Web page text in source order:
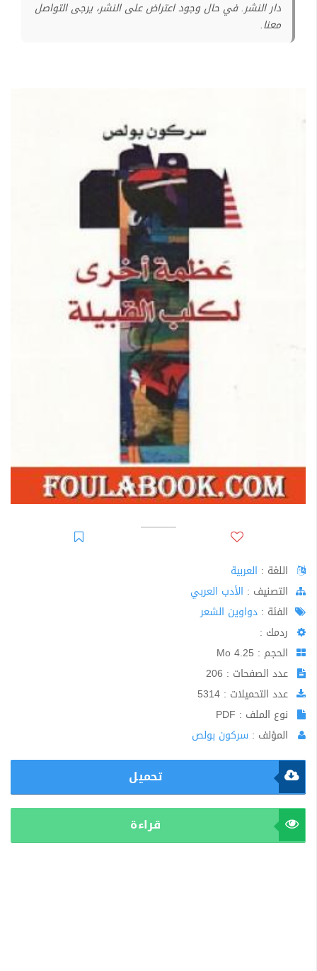
دار النشر. في حال وجود اعتراض على النشر، يرجى التواصل
معنا.
اللغة : العربية
اﻟﺘﺼﻨﻴﻒ : الأدب العربي
الفئة : دواوين الشعر
ردمك :
الحجم : 4.25 Mo
عدد الصفحات : 206
عدد التحميلات : 5314
نوع الملف : PDF
المؤلف : سركون بولص
تحميل
قراءة